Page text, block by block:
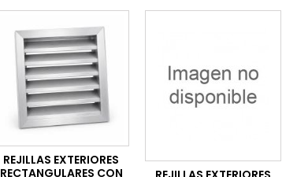
REJILLAS EXTERIORES
RECTANGULARES CON